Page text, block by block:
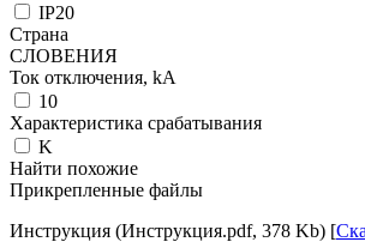
IP20
Страна
СЛОВЕНИЯ
Ток отключения, kА
10
Характеристика срабатывания
K
Найти похожие
Прикрепленные файлы
Инструкция (Инструкция.pdf, 378 Kb) [